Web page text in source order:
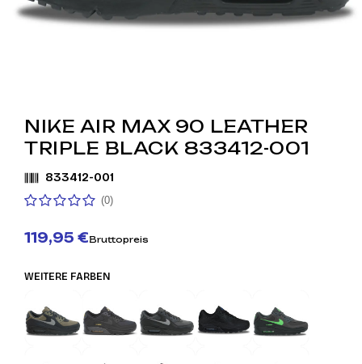
NIKE AIR MAX 90 LEATHER
TRIPLE BLACK 833412-001
833412-001
(0)
119,95 €Bruttopreis
WEITERE FARBEN